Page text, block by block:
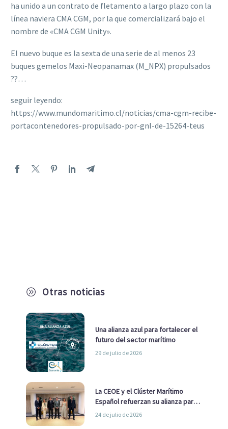
A Otras noticias
Una alianza azul para fortalecer el
futuro del sector marítimo
29 de julio de 2026
La CEOE y el Clúster Marítimo
Español refuerzan su alianza para
impulsar una estrategia Nacional
24 de julio de 2026
ha unido a un contrato de fletamento a largo plazo con la
línea naviera CMA CGM, por la que comercializará bajo el
nombre de «CMA CGM Unity».
El nuevo buque es la sexta de una serie de al menos 23
buques gemelos Maxi-Neopanamax (M_NPX) propulsados
??…
seguir leyendo:
https://www.mundomaritimo.cl/noticias/cma-cgm-recibe-
portacontenedores-propulsado-por-gnl-de-15264-teus